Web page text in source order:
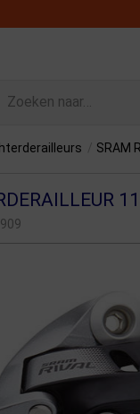
SRAM